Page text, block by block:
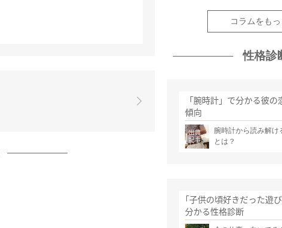
コラムをも
性格診
「腕時計」で分かる彼の
傾向
出典
記事
腕時計から読み解け
とは？
｢子供の頃好きだった遊
分かる性格診断